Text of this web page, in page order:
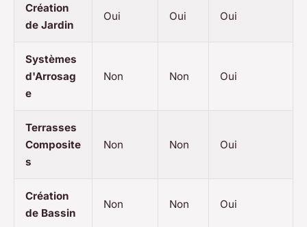
Création
de Jardin
Oui Oui Oui
Systèmes
d'Arrosag
e
Non Non Oui
Terrasses
Composite
s
Non Non Oui
Création
de Bassin
Non Non Oui